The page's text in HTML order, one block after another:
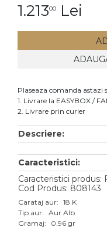
Inele
Cercei
Bratari
Lanturi
Pandantive
Accesorii
Aur galben
Aur alb
Aur roz
1.21300 Lei
Plaseaza comanda astazi
1. Livrare la EASYBOX /
2. Livrare prin curier
Descriere:
Caracteristici:
Caracteristici produs:
Cod Produs: 808143
Carataj aur: 18 K
Tip aur: Aur Alb
Gramaj:
0.96 gr